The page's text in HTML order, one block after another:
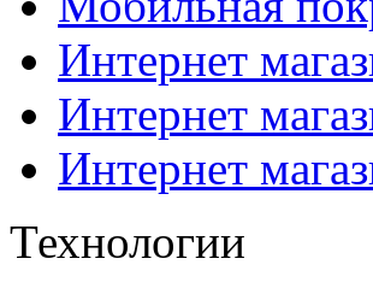
Интернет
Интернет
Интернет
Технологии